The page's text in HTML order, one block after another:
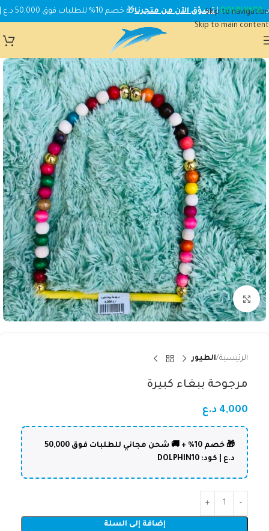
Skip to navigation
Skip to main content
DOLPHIN10
|تسوّق الآن من متجرنا🎁 خصم 10% للطلبات فوق 50,000 د.ع | استخدم الكود:
Click to enlarge
الرئيسية الطيور
مرجوحة ببغاء كبيرة
4,000 د.ع
🎁 خصم 10% + 🚚 شحن مجاني للطلبات فوق 50,000
د.ع | كود: DOLPHIN10
إضافة إلى السلة